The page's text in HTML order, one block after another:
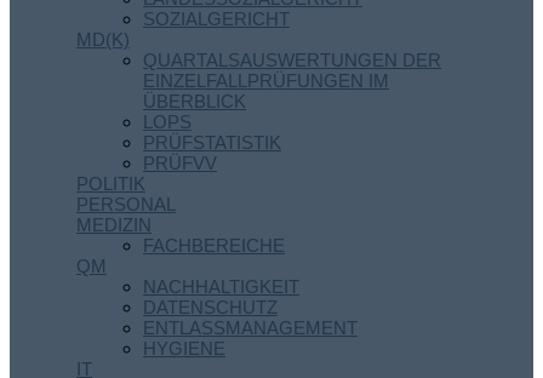
SOZIALGERICHT
MD(K)
QUARTALSAUSWERTUNGEN DER
EINZELFALLPRÜFUNGEN IM
ÜBERBLICK
LOPS
PRÜFSTATISTIK
PRÜFVV
POLITIK
PERSONAL
MEDIZIN
FACHBEREICHE
QM
NACHHALTIGKEIT
DATENSCHUTZ
ENTLASSMANAGEMENT
HYGIENE
IT